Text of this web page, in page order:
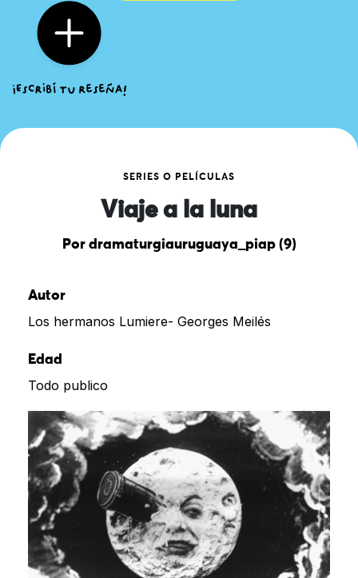
SERIES O PELÍCULAS
Viaje a la luna
Por dramaturgiauruguaya_piap (9)
Autor
Los hermanos Lumiere- Georges Meilés
Edad
Todo publico